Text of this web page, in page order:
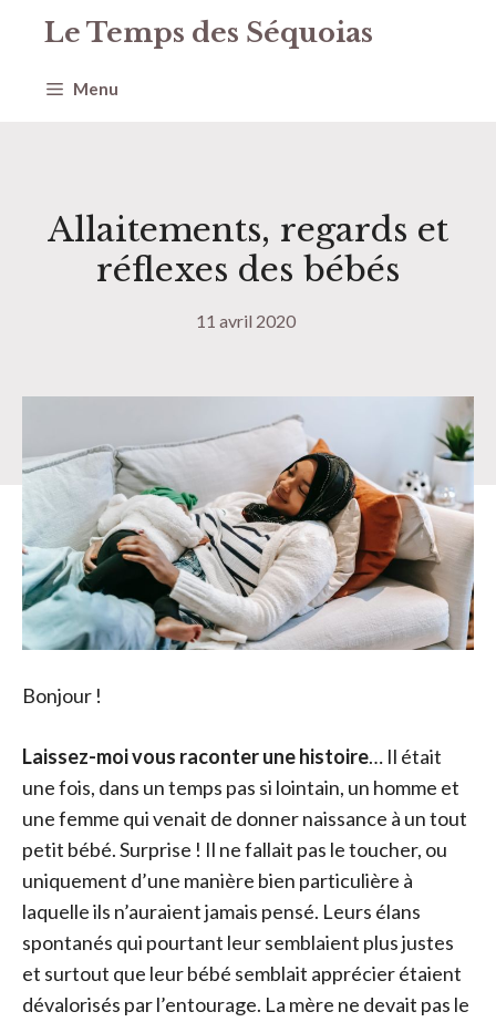
Le Temps des Séquoias
Menu
Allaitements, regards et
réflexes des bébés
11 avril 2020
Bonjour !
Laissez-moi vous raconter une histoire… Il était
une fois, dans un temps pas si lointain, un homme et
une femme qui venait de donner naissance à un tout
petit bébé. Surprise ! Il ne fallait pas le toucher, ou
uniquement d’une manière bien particulière à
laquelle ils n’auraient jamais pensé. Leurs élans
spontanés qui pourtant leur semblaient plus justes
et surtout que leur bébé semblait apprécier étaient
dévalorisés par l’entourage. La mère ne devait pas le